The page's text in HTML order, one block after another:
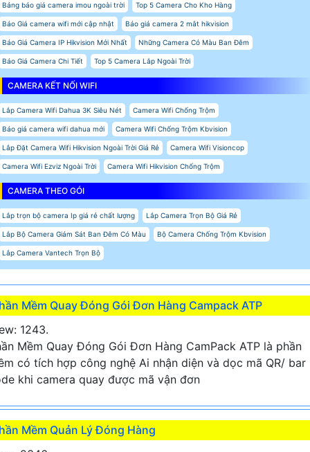
Bảng báo giá camera imou ngoài trời Top 5 Camera Cho Kho Hàng
Báo Giá camera wifi mới cập nhật Báo giá camera 2 mắt hikvision
Báo Giá Camera IP Hikvision Mới Nhất Những Camera Có Màu Ban Đêm
Báo Giá Camera Chi Tiết Top 5 Camera Lắp Ngoài Trời
CAMERA KẾT NỐI WIFI
Lắp Camera Wifi Dahua 3K Siêu Nét Camera Wifi Chống Trộm
Báo giá camera wifi dahua mới Camera Wifi Chống Trộm Kbvision
Lắp Đặt Camera Wifi Hikvision Ngoài Trời Giá Rẻ Camera Wifi Visioncop
Camera Wifi Ezviz Ngoài Trời Camera Wifi Hikvision Chống Trộm
CAMERA THEO GÓI
Lắp trọn bộ camera Ip giá rẻ chất lượng Lắp Camera Trọn Bộ Giá Rẻ
Lắp Bộ Camera Giám Sát Ban Đêm Có Màu Bộ Camera Chống Trộm Kbvision
Lắp Camera Vantech Trọn Bộ
Mềm Quay Đóng Gói Đơn Hàng Campack ATP
1243.
Mềm Quay Đóng Gói Đơn Hàng CamPack ATP là phần
có tích hợp công nghệ Ai nhận diện và dọc mã QR/ bar
khi camera quay được mã vận đơn
Mềm Quản Lý Đóng Hàng